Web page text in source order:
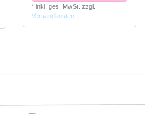
* inkl. ges. MwSt. zzgl.
Versandkosten